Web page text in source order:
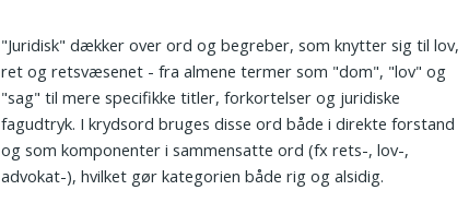
"Juridisk" dækker over ord og begreber, som knytter sig til lov,
ret og retsvæsenet - fra almene termer som "dom", "lov" og
"sag" til mere specifikke titler, forkortelser og juridiske
fagudtryk. I krydsord bruges disse ord både i direkte forstand
og som komponenter i sammensatte ord (fx rets-, lov-,
advokat-), hvilket gør kategorien både rig og alsidig.